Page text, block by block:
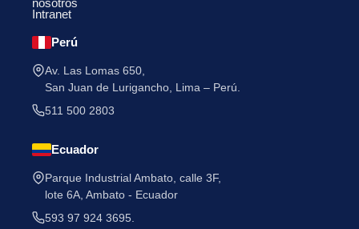
nosotros
Intranet
Perú
Av. Las Lomas 650,
San Juan de Lurigancho, Lima – Perú.
511 500 2803
Ecuador
Parque Industrial Ambato, calle 3F,
lote 6A, Ambato - Ecuador
593 97 924 3695.